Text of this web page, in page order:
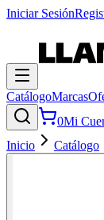
Iniciar Sesión
CatálogoMarcas
0Mi
Inicio
Catálogo